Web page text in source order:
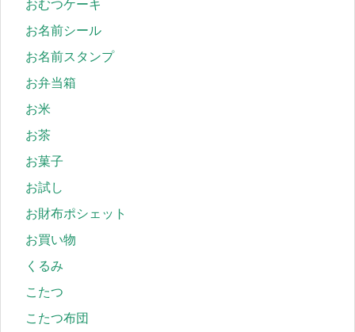
おむつケーキ
お名前シール
お名前スタンプ
お弁当箱
お米
お茶
お菓子
お試し
お財布ポシェット
お買い物
くるみ
こたつ
こたつ布団